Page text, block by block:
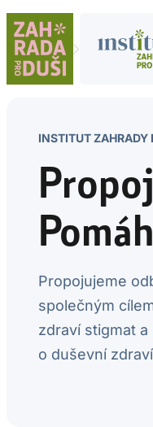
Přeskočit
na
obsah
INSTITUT ZAHRADY
Propojujeme
společným
zdraví stigmat
o duševní